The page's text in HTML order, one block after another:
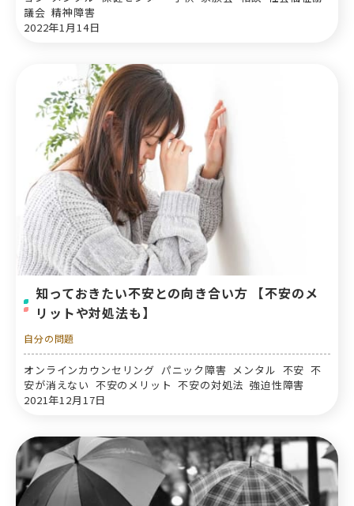
議会 精神障害
2022年1月14日
知っておきたい不安との向き合い方 【不安のメ
リットや対処法も】
自分の問題
オンラインカウンセリング パニック障害 メンタル 不安 不
安が消えない 不安のメリット 不安の対処法 強迫性障害
2021年12月17日